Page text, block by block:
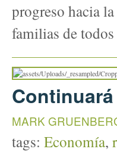
progreso hacia
familias de
MARK
tags: Economía,